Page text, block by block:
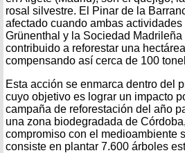
rosal silvestre. El Pinar de la
afectado cuando ambas
Grünenthal y la Sociedad
contribuido a reforestar una
compensando así cerca de 100
Esta acción se enmarca dentro del
cuyo objetivo es lograr un impacto
campaña de reforestación del año
una zona biodegradada de
compromiso con el medioambiente
consiste en plantar 7.600 árboles